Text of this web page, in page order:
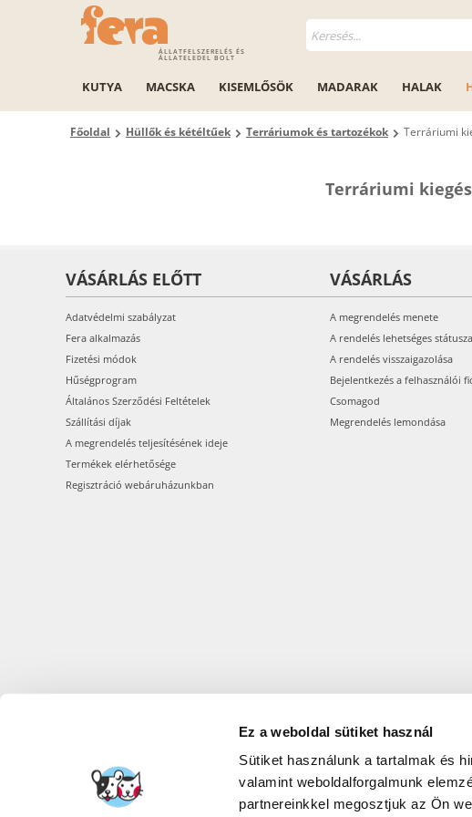
Ez a weboldal sütiket használ
Sütiket használunk a tartalmak és
valamint weboldalforgalmunk
partnereinkkel megosztjuk az Ön
ÁLLATFELSZERELÉS ÉS
ÁLLATELEDEL BOLT
KUTYA MACSKA KISEMLŐSÖK MADARAK HALAK
Főoldal Hüllők és kétéltűek Terráriumok és tartozékok Terráriumi
Terráriumi
VÁSÁRLÁS ELŐTT
Adatvédelmi szabályzat
Fera alkalmazás
Fizetési módok
Hűségprogram
Általános Szerződési Feltételek
Szállítási díjak
A megrendelés teljesítésének ideje
Termékek elérhetősége
Regisztráció webáruházunkban
VÁSÁRLÁS
A megrendelés menete
A rendelés lehetséges
A rendelés visszaigazolása
Bejelentkezés a felhasználói
Csomagod
Megrendelés lemondása
FERA INTERNATIONAL: